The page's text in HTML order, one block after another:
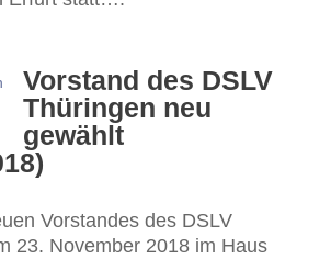
Vorstand des DSLV
Thüringen neu
gewählt
Vorstandes des DSLV
23. November 2018 im Haus